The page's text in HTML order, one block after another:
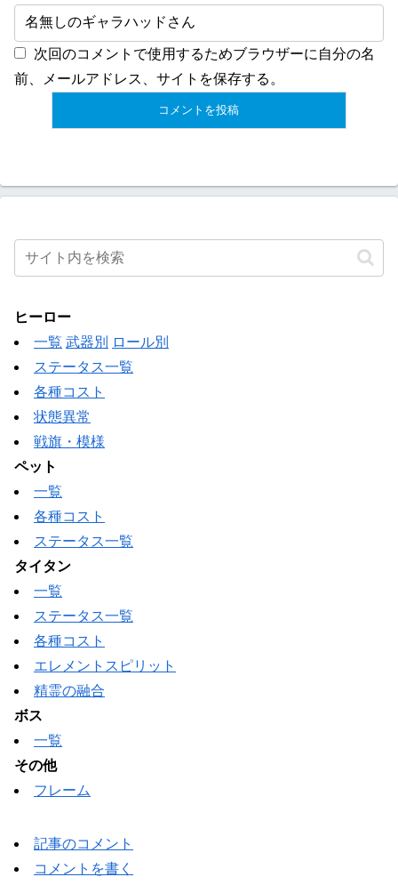
次回のコメントで使用するためブラウザーに自分の名
前、メールアドレス、サイトを保存する。
ヒーロー
一覧 武器別
ロール別
ステータス一覧
各種コスト
状態異常
戦旗・模様
ペット
一覧
各種コスト
ステータス一覧
タイタン
一覧
ステータス一覧
各種コスト
エレメントスピリット
精霊の融合
ボス
一覧
その他
フレーム
記事のコメント
コメントを書く